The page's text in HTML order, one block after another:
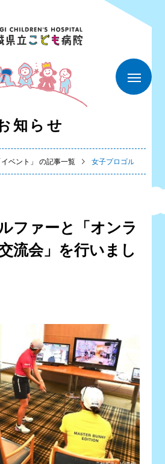
知らせ
イベント」 の記事一覧 女子プロゴルファー
ファーと「オンラ
流会」を行いまし